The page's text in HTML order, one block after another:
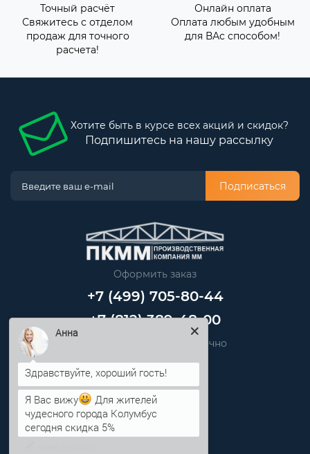
Точный расчёт
Свяжитесь с отделом
продаж для точного
расчета!
Онлайн оплата
Оплата любым удобным
для ВАс способом!
Хотите быть в курсе всех акций и скидок?
Подпишитесь на нашу рассылку
Подписаться
Оформить заказ
+7 (499) 705-80-44
+7 (812) 389-48-00
Звоните нам круглосуточно
info@pkmm.ru
Информация
Здравствуйте, хороший гость!
Я Вас вижу
Для жителей
чудесного города Колумбус
сегодня скидка 5%